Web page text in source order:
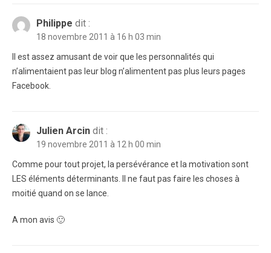
Philippe dit :
18 novembre 2011 à 16 h 03 min
Il est assez amusant de voir que les personnalités qui
n’alimentaient pas leur blog n’alimentent pas plus leurs pages
Facebook.
Julien Arcin dit :
19 novembre 2011 à 12 h 00 min
Comme pour tout projet, la persévérance et la motivation sont
LES éléments déterminants. Il ne faut pas faire les choses à
moitié quand on se lance.
A mon avis 🙂